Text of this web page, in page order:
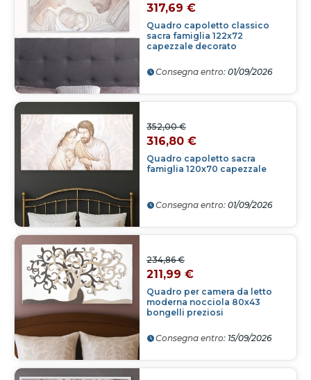
Quadro capoletto classico
sacra famiglia 122x72
capezzale decorato
317,69 €
Consegna entro: 01/09/2026
Quadro capoletto sacra
famiglia 120x70 capezzale
352,00 €
316,80 €
Consegna entro: 01/09/2026
Quadro per camera da letto
moderna nocciola 80x43
bongelli preziosi
234,86 €
211,99 €
Consegna entro: 15/09/2026